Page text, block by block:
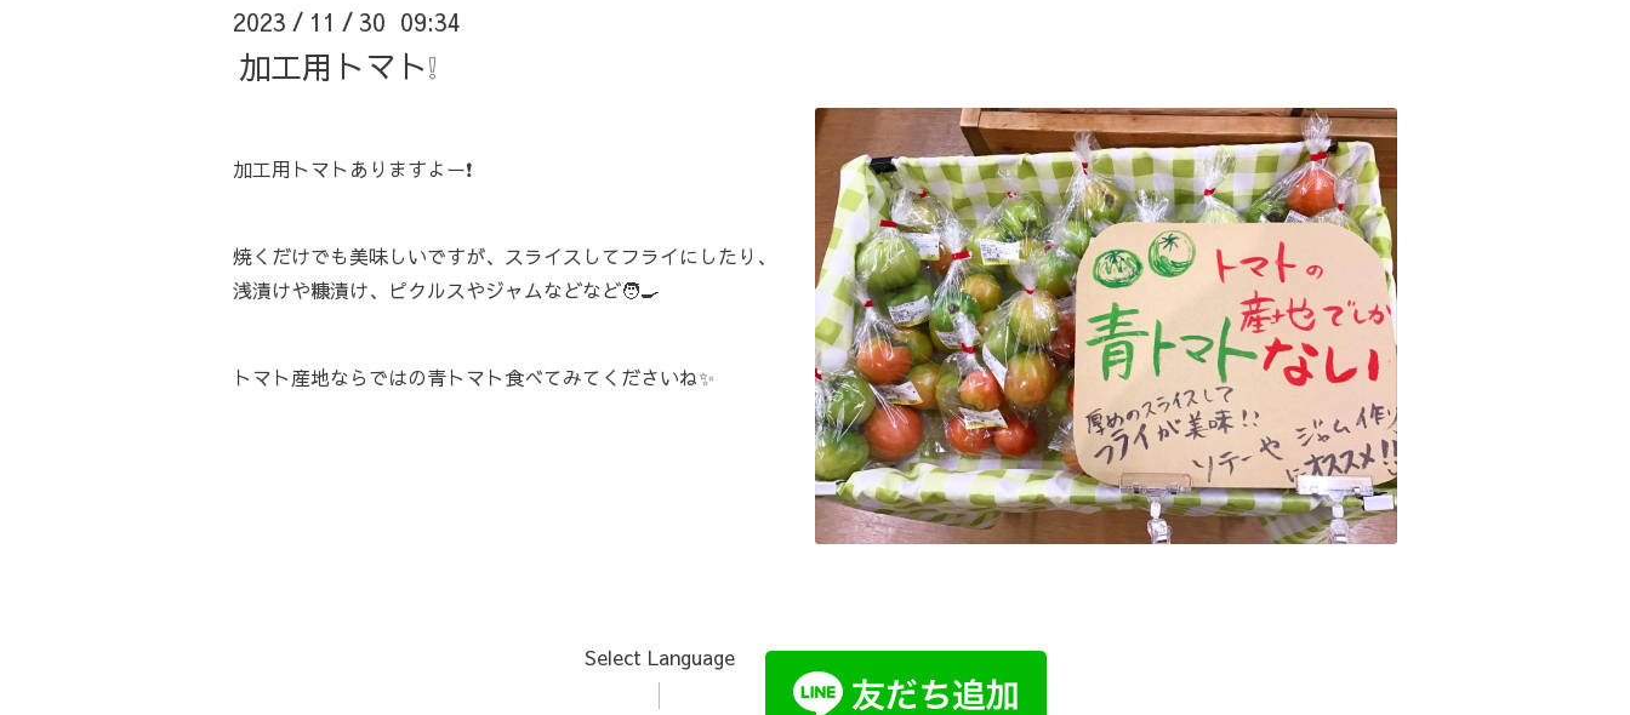
2023 / 11 / 30 09:34
加工用トマト❕
加工用トマトありますよー❗️
焼くだけでも美味しいですが、スライスしてフライにしたり、
浅漬けや糠漬け、ピクルスやジャムなどなど🧑‍🍳
トマト産地ならではの青トマト食べてみてくださいね✨
Select Language